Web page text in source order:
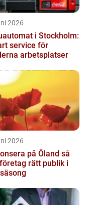
2026
i Stockholm:
service för
arbetsplatser
2026
på Öland så
rätt publik i